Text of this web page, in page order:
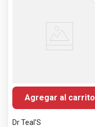
Agregar al carrito
Dr Teal'S